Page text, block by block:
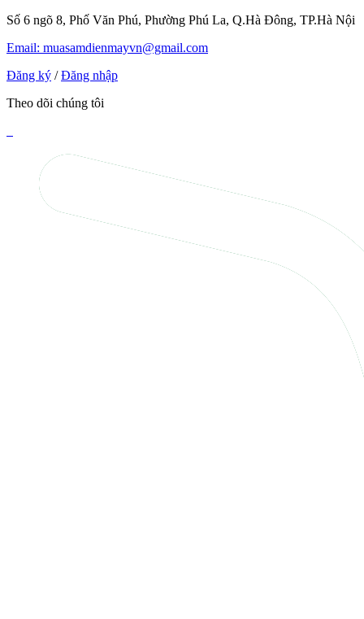
Số 6 ngõ 8, Phố Văn Phú, Phường Phú La, Q.Hà Đông, TP.Hà Nội
Email: muasamdienmayvn@gmail.com
Đăng ký / Đăng nhập
Theo dõi chúng tôi